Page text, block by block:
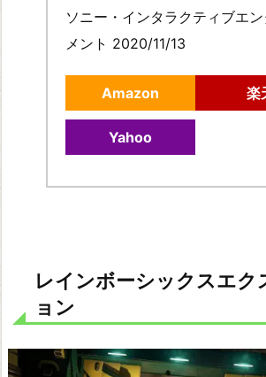
ソニー・インタラクティブエ
メント 2020/11/13
Amazon 楽
Yahoo
レインボーシックスエク
ョン